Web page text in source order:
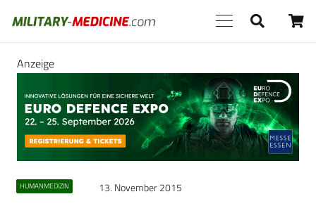
Anzeige
HUMANMEDIZIN 13. November 2015